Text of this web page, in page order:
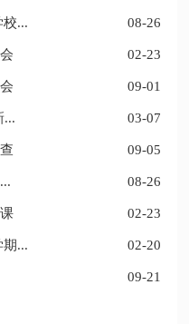
... 08-26
02-23
09-01
... 03-07
09-05
08-26
02-23
... 02-20
09-21